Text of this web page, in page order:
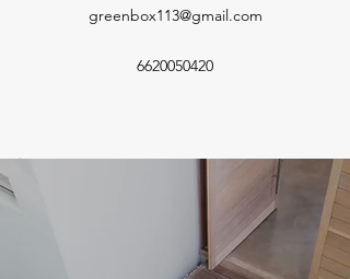
greenbox113@gmail.com
6620050420